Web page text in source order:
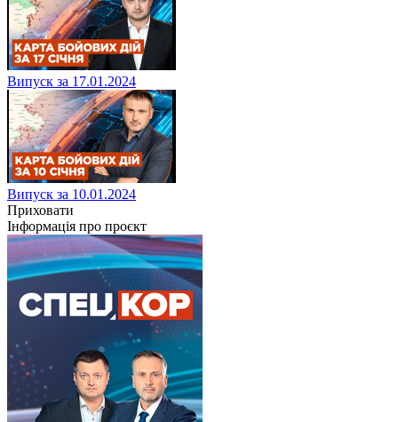
Випуск за 17.01.2024
Випуск за 10.01.2024
Приховати
Інформація про проєкт